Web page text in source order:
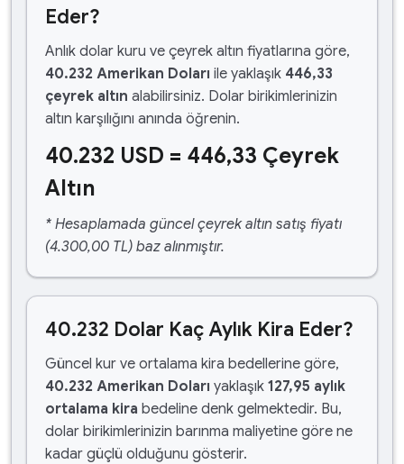
Eder?
Anlık dolar kuru ve çeyrek altın fiyatlarına göre,
40.232 Amerikan Doları ile yaklaşık 446,33
çeyrek altın alabilirsiniz. Dolar birikimlerinizin
altın karşılığını anında öğrenin.
40.232 USD = 446,33 Çeyrek
Altın
* Hesaplamada güncel çeyrek altın satış fiyatı
(4.300,00 TL) baz alınmıştır.
40.232 Dolar Kaç Aylık Kira Eder?
Güncel kur ve ortalama kira bedellerine göre,
40.232 Amerikan Doları yaklaşık 127,95 aylık
ortalama kira bedeline denk gelmektedir. Bu,
dolar birikimlerinizin barınma maliyetine göre ne
kadar güçlü olduğunu gösterir.